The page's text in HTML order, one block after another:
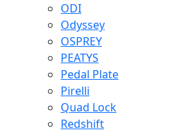
ODI
Odyssey
OSPREY
PEATYS
Pedal Plate
Pirelli
Quad Lock
Redshift